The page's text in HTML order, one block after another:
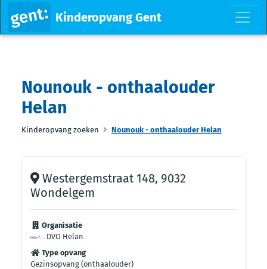
Kinderopvang Gent
Nounouk - onthaalouder
Helan
Kinderopvang zoeken Nounouk - onthaalouder Helan
Westergemstraat 148, 9032
Wondelgem
Organisatie
DVO Helan
Type opvang
Gezinsopvang (onthaalouder)